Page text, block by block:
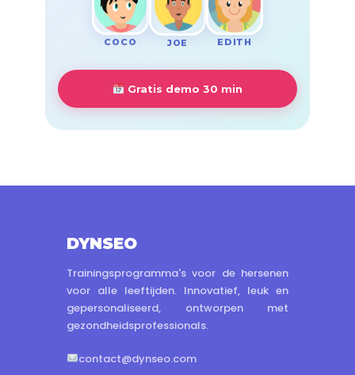
COCO JOE EDITH
Gratis demo 30 min
DYNSEO
Trainingsprogramma's voor de hersenen
voor alle leeftijden. Innovatief, leuk en
gepersonaliseerd, ontworpen met
gezondheidsprofessionals.
contact@dynseo.com